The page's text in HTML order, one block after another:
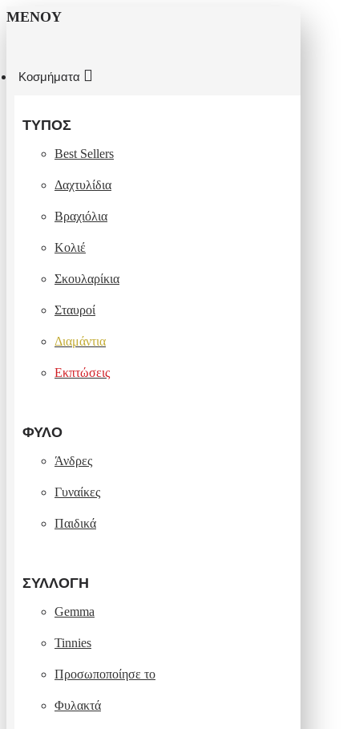
ΜΕΝΟΎ
Κοσμήματα
ΤΎΠΟΣ
Best Sellers
Δαχτυλίδια
Βραχιόλια
Κολιέ
Σκουλαρίκια
Σταυροί
Διαμάντια
Εκπτώσεις
ΦΎΛΟ
Άνδρες
Γυναίκες
Παιδικά
ΣΥΛΛΟΓΉ
Gemma
Tinnies
Προσωποποίησε το
Φυλακτά